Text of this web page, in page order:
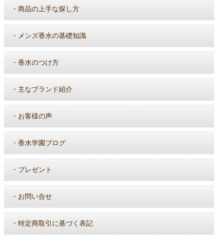
・ 商品の上手な探し方
・ メンズ香水の基礎知識
・ 香水のつけ方
・ 主なブランド紹介
・ お客様の声
・ 香水学園ブログ
・ プレゼント
・ お問い合せ
・ 特定商取引に基づく表記